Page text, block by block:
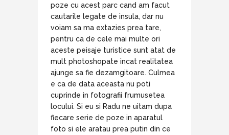
poze cu acest parc cand am facut
cautarile legate de insula, dar nu
voiam sa ma extazies prea tare,
pentru ca de cele mai multe ori
aceste peisaje turistice sunt atat de
mult photoshopate incat realitatea
ajunge sa fie dezamgitoare. Culmea
e ca de data aceasta nu poti
cuprinde in fotografii frumusetea
locului. Si eu si Radu ne uitam dupa
fiecare serie de poze in aparatul
foto si ele aratau prea putin din ce